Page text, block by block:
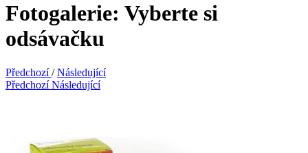
Fotogalerie: Vyberte si
odsávačku
Předchozí / Následující
Předchozí Následující